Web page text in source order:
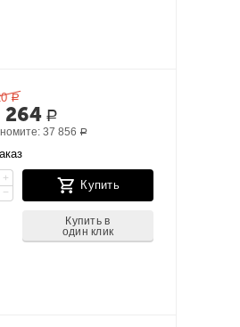
Р
264 Р
37 856 Р
+
−
Купить
Купить в
один клик